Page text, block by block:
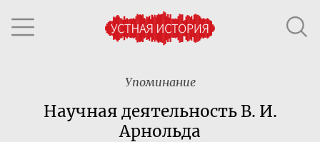
Упоминание
Научная деятельность В. И.
Арнольда